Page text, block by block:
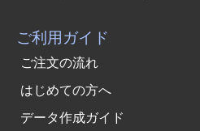
ご利用ガイド
ご注文の流れ
はじめての方へ
データ作成ガイド